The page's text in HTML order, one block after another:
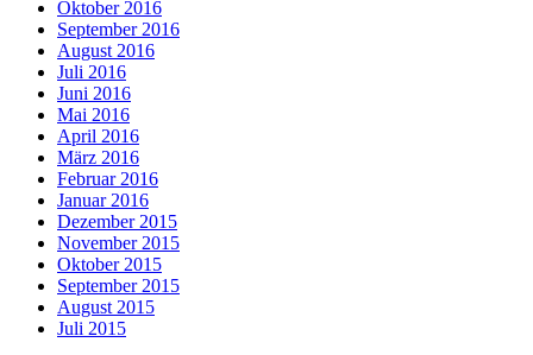
Oktober 2016
September 2016
August 2016
Juli 2016
Juni 2016
Mai 2016
April 2016
März 2016
Februar 2016
Januar 2016
Dezember 2015
November 2015
Oktober 2015
September 2015
August 2015
Juli 2015